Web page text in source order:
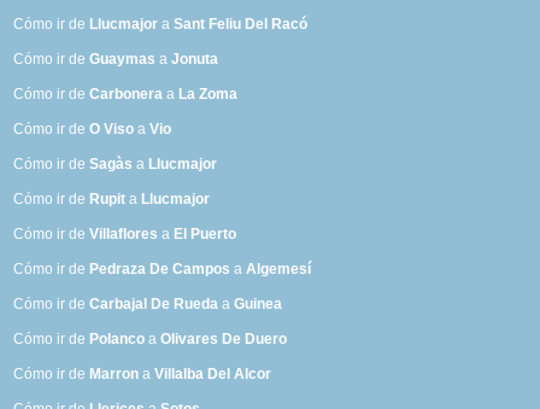
Cómo ir de Llucmajor aSant Feliu Del Racó
Cómo ir deGuaymas aJonuta
Cómo ir deCarbonera a La Zoma
Cómo ir deO Viso aVio
Cómo ir deSagàs a Llucmajor
Cómo ir de Rupit a Llucmajor
Cómo ir deVillaflores a El Puerto
Cómo ir de Pedraza De Campos aAlgemesí
Cómo ir deCarbajal De Rueda aGuinea
Cómo ir de Polanco aOlivares De Duero
Cómo ir de Marron aVillalba Del Alcor